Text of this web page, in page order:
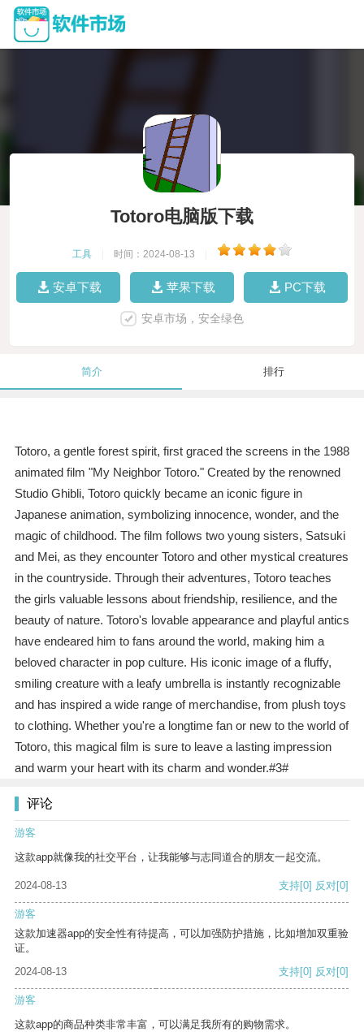
Totoro电脑版下载
工具 时间：2024-08-13
安卓下载 苹果下载 PC下载
安卓市场，安全绿色
简介 排行
Totoro, a gentle forest spirit, first graced the screens in the 1988
animated film "My Neighbor Totoro." Created by the renowned
Studio Ghibli, Totoro quickly became an iconic figure in
Japanese animation, symbolizing innocence, wonder, and the
magic of childhood. The film follows two young sisters, Satsuki
and Mei, as they encounter Totoro and other mystical creatures
in the countryside. Through their adventures, Totoro teaches
the girls valuable lessons about friendship, resilience, and the
beauty of nature. Totoro's lovable appearance and playful antics
have endeared him to fans around the world, making him a
beloved character in pop culture. His iconic image of a fluffy,
smiling creature with a leafy umbrella is instantly recognizable
and has inspired a wide range of merchandise, from plush toys
to clothing. Whether you're a longtime fan or new to the world of
Totoro, this magical film is sure to leave a lasting impression
and warm your heart with its charm and wonder.#3#
评论
游客
这款app就像我的社交平台，让我能够与志同道合的朋友一起交流。
2024-08-13 支持[0] 反对[0]
游客
这款加速器app的安全性有待提高，可以加强防护措施，比如增加双重验
证。
2024-08-13
支持[0] 反对[0]
游客
这款app的商品种类非常丰富，可以满足我所有的购物需求。